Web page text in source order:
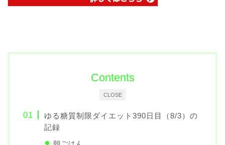
CLOSE
Contents
ゆる糖質制限ダイエット390日目（8/3）の
記録